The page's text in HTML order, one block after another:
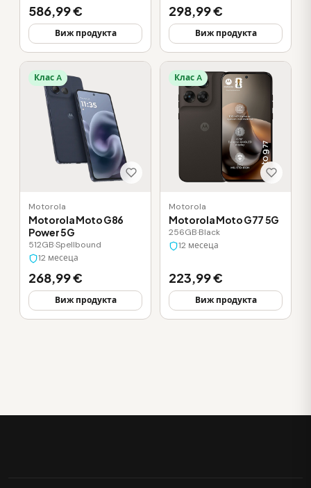
586,99 €
Виж продукта
298,99 €
Виж продукта
Клас A
Motorola
Motorola Moto G86
Power 5G
512GB·Spellbound
12 месеца
268,99 €
Виж продукта
Клас A
Motorola
Motorola Moto G77 5G
256GB·Black
12 месеца
223,99 €
Виж продукта